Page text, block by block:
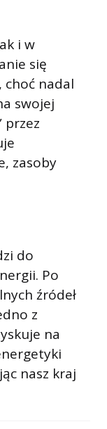
i w
się
nadal
swojej
przez
zasoby
do
Po
źródeł
z
na
nasz kraj